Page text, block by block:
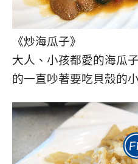
《炒海瓜子》
大人、小孩都愛的海瓜
的一直吵著要吃貝殼的